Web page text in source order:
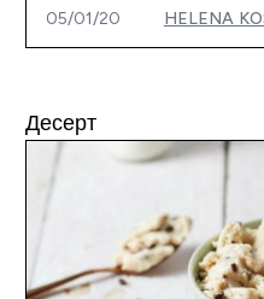
05/01/20 HELENA
Десерт